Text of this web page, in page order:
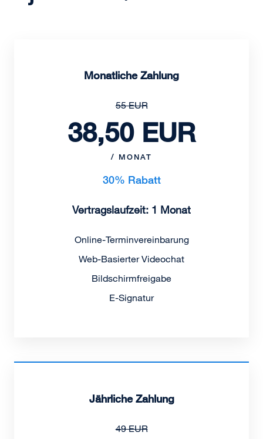
Monatliche Zahlung
55 EUR
38,50 EUR
/ MONAT
30% Rabatt
Vertragslaufzeit: 1 Monat
Online-Terminvereinbarung
Web-Basierter Videochat
Bildschirmfreigabe
E-Signatur
Jährliche Zahlung
49 EUR